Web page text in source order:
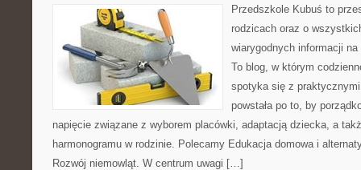
Przedszkole Kubuś to
rodzicach oraz o
wiarygodnych informacji
To blog, w którym
spotyka się z
powstała po to, by
napięcie związane z wyborem placówki, adaptacją dziecka, a
harmonogramu w rodzinie. Polecamy Edukacja domowa i
Rozwój niemowląt. W centrum uwagi […]